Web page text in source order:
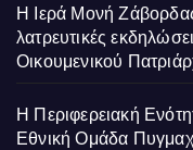
Η Ιερά Μονή Ζάβορδας
λατρευτικές
Οικουμενικού
Η Περιφερειακή
Εθνική Ομάδα